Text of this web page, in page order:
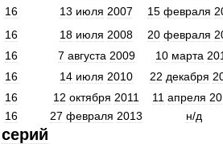
16 13 июля 2007 15 февраля
16 18 июля 2008 20 февраля
16 7 августа 2009 10 марта
16 14 июля 2010 22 декабря
16 12 октября 2011 11 апреля
16 27 февраля 2013 н/д
серий